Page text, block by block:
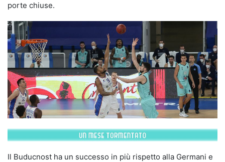
porte chiuse.
Il Buducnost ha un successo in più rispetto alla Germani e